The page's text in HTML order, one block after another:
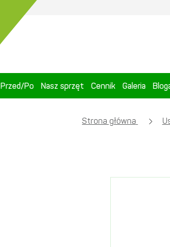
Przed/Po Nasz sprzęt Cennik Galeria
Strona główna